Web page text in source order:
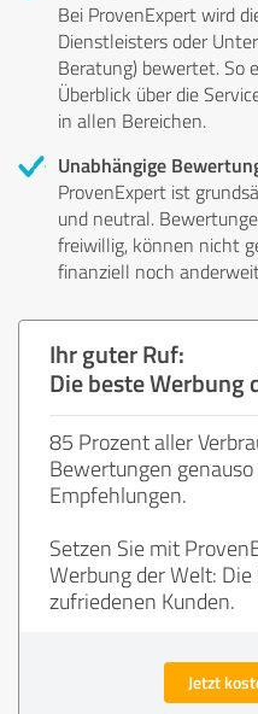
Bei ProvenExpert wird
Dienstleisters oder
Beratung) bewertet. So
Überblick über die
in allen Bereichen.
Unabhängige
ProvenExpert ist
und neutral.
freiwillig, können nicht
finanziell noch
Ihr guter Ruf:
Die beste Werbung
85 Prozent aller
Bewertungen
Empfehlungen.
Setzen Sie mit
Werbung der Welt:
zufriedenen Kunden.
Jetzt